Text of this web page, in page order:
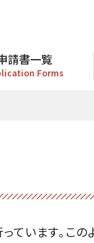
請書一覧
Forms
ています。こ